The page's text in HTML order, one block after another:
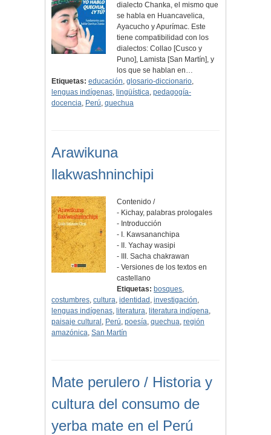
dialecto Chanka, el mismo que
se habla en Huancavelica,
Ayacucho y Apurímac. Este
tiene compatibilidad con los
dialectos: Collao [Cusco y
Puno], Lamista [San Martín], y
los que se hablan en…
Etiquetas: educación, glosario-diccionario,
lenguas indígenas, lingüística, pedagogía-
docencia, Perú, quechua
Arawikuna
llakwashninchipi
Contenido /
- Kichay, palabras prologales
- Introducción
- I. Kawsananchipa
- II. Yachay wasipi
- III. Sacha chakrawan
- Versiones de los textos en
castellano
Etiquetas: bosques,
costumbres, cultura, identidad , investigación,
lenguas indígenas, literatura, literatura indígena,
paisaje cultural , Perú, poesía, quechua, región
amazónica, San Martín
Mate perulero / Historia y
cultura del consumo de
yerba mate en el Perú